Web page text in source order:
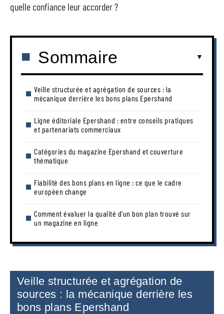
quelle confiance leur accorder ?
Sommaire
Veille structurée et agrégation de sources : la
mécanique derrière les bons plans Epershand
Ligne éditoriale Epershand : entre conseils pratiques
et partenariats commerciaux
Catégories du magazine Epershand et couverture
thématique
Fiabilité des bons plans en ligne : ce que le cadre
européen change
Comment évaluer la qualité d’un bon plan trouvé sur
un magazine en ligne
Veille structurée et agrégation de
sources : la mécanique derrière les
bons plans Epershand